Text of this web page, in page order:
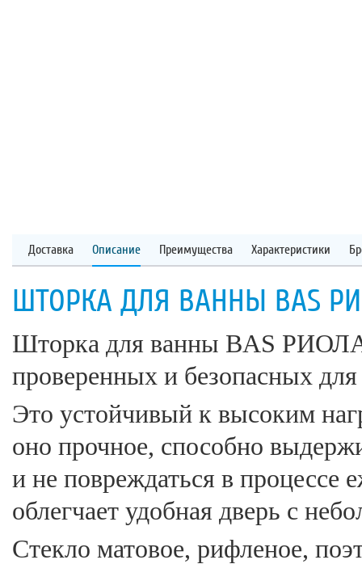
Доставка Описание Преимущества Характеристики
ШТОРКА ДЛЯ ВАННЫ BAS
Шторка для ванны BAS РИОЛА
проверенных и безопасных для
Это устойчивый к высоким
оно прочное, способно
и не повреждаться в процессе
облегчает удобная дверь с
Стекло матовое, рифленое,